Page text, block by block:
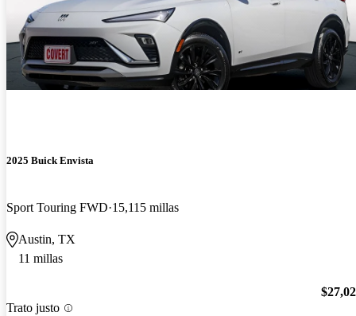
2025 Buick Envista
Sport Touring FWD 15,115 millas
Austin, TX
11 millas
Trato justo